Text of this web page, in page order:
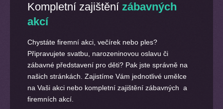
Kompletní zajištění zábavných
akcí
Chystáte firemní akci, večírek nebo ples?
Připravujete svatbu, narozeninovou oslavu či
zábavné představení pro děti? Pak jste správně na
našich stránkách. Zajistíme Vám jednotlivé umělce
na Vaši akci nebo kompletní zajištění zábavných a
firemních akcí.